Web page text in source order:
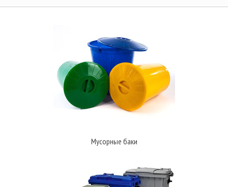
Мусорные баки